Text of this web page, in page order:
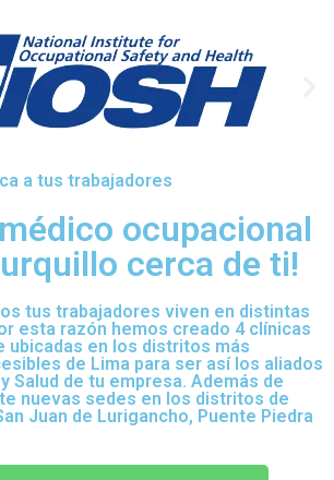
a tus trabajadores
ocupacional
cerca de ti!
tus trabajadores viven en distintas
esta razón hemos creado 4 clínicas
ubicadas en los distritos más
de Lima para ser así los aliados
Salud de tu empresa. Además de
nuevas sedes en los distritos de
Juan de Lurigancho, Puente Piedra